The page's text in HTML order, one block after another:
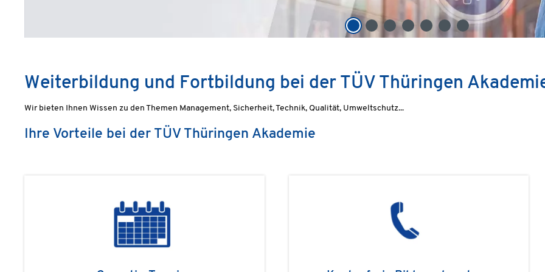
Weiterbildung und Fortbildung bei der TÜV Thüringen
Wir bieten Ihnen Wissen zu den Themen Management, Sicherheit, Technik, Qualität, Umweltschutz...
Ihre Vorteile bei der TÜV Thüringen Akademie